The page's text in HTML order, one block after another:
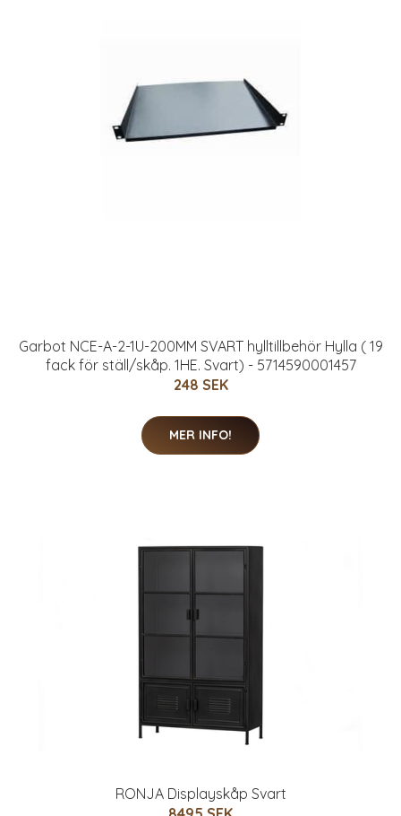
Garbot NCE-A-2-1U-200MM SVART hylltillbehör Hylla ( 19
fack för ställ/skåp. 1HE. Svart) - 5714590001457
248 SEK
MER INFO!
RONJA Displayskåp Svart